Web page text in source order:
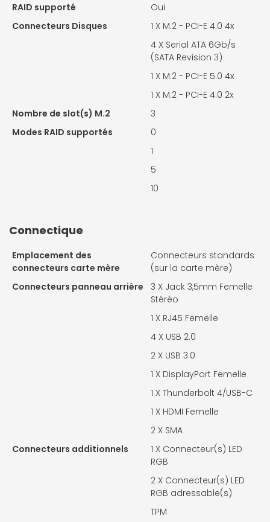
RAID supporté
Oui
Connecteurs Disques
1 X M.2 - PCI-E 4.0 4x
4 X Serial ATA 6Gb/s
(SATA Revision 3)
1 X M.2 - PCI-E 5.0 4x
1 X M.2 - PCI-E 4.0 2x
Nombre de slot(s) M.2
3
Modes RAID supportés
0
1
5
10
Connectique
Emplacement des
connecteurs carte mère
Connecteurs standards
(sur la carte mère)
Connecteurs panneau arrière
3 X Jack 3,5mm Femelle
Stéréo
1 X RJ45 Femelle
4 X USB 2.0
2 X USB 3.0
1 X DisplayPort Femelle
1 X Thunderbolt 4/USB-C
1 X HDMI Femelle
2 X SMA
Connecteurs additionnels
1 X Connecteur(s) LED
RGB
2 X Connecteur(s) LED
RGB adressable(s)
TPM